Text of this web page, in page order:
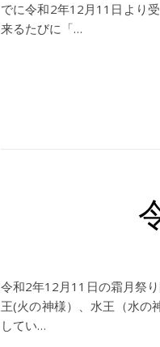
でに令和2年12月11日より
来るたびに「…
令和2年12月11日の霜月祭
王(火の神様）、水王（水の
してい…